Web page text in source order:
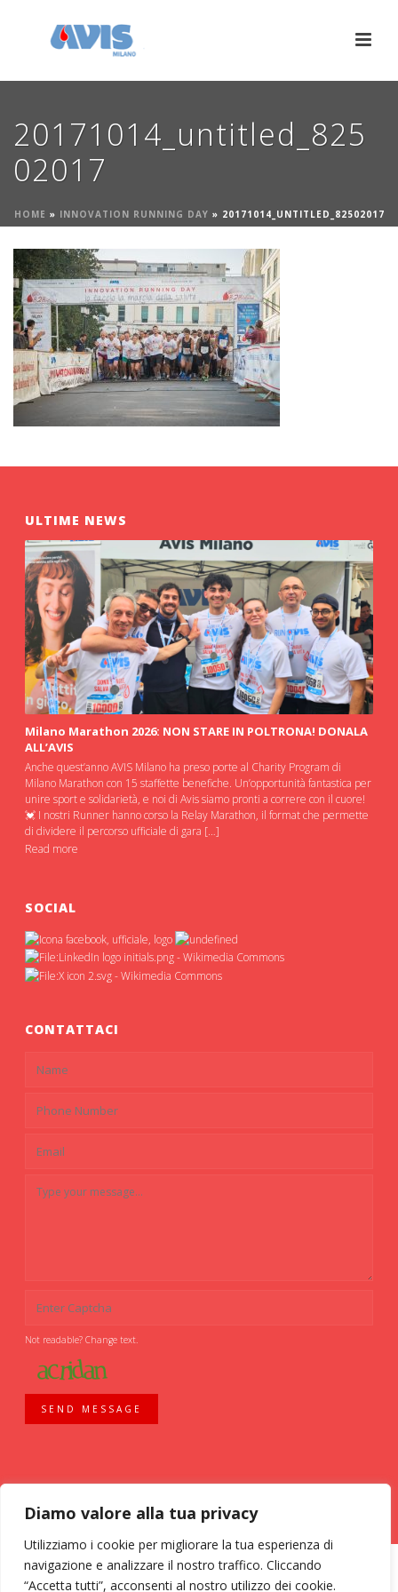
Diamo valore alla tua privacy
Utilizziamo i cookie per migliorare la tua esperienza di
navigazione e analizzare il nostro traffico. Cliccando
“Accetta tutti”, acconsenti al nostro utilizzo dei cookie.
20171014_untitled_825
02017
HOME » INNOVATION RUNNING DAY » 20171014_UNTITLED_82502017
ULTIME NEWS
Milano Marathon 2026: NON STARE IN POLTRONA! DONALA
ALL’AVIS
Anche quest’anno AVIS Milano ha preso porte al Charity Program di
Milano Marathon con 15 staffette benefiche. Un’opportunità fantastica per
unire sport e solidarietà, e noi di Avis siamo pronti a correre con il cuore!
💓 I nostri Runner hanno corso la Relay Marathon, il format che permette
di dividere il percorso ufficiale di gara […]
Read more
SOCIAL
CONTATTACI
Not readable? Change text.
SEND MESSAGE